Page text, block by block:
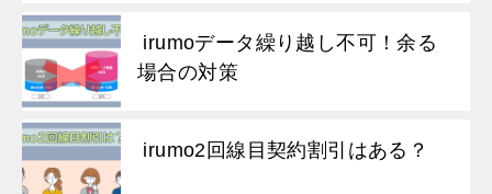
irumoデータ繰り越し不可！余る
場合の対策
irumo2回線目契約割引はある？